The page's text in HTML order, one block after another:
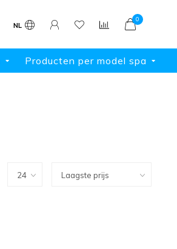
NL
0
Producten per model spa